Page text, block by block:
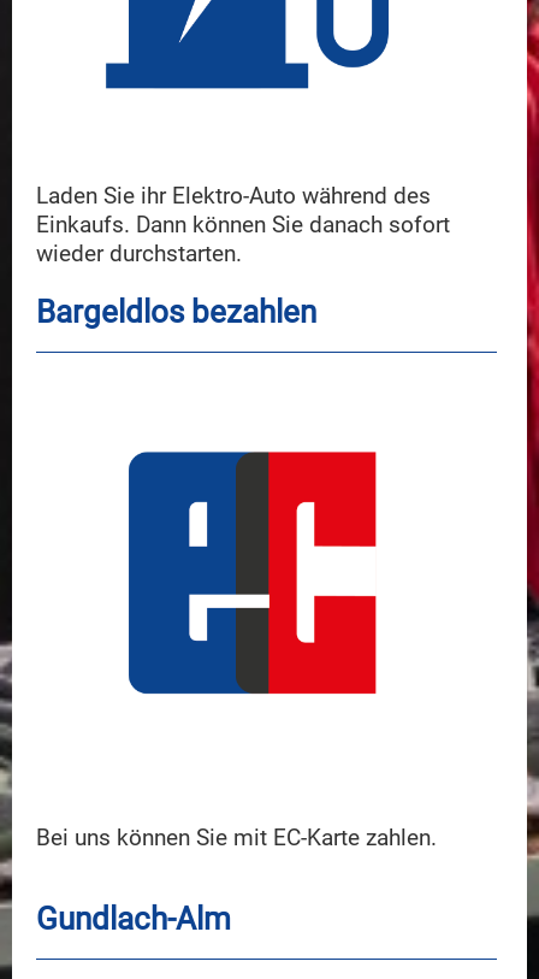
Laden Sie ihr Elektro-Auto während des
Einkaufs. Dann können Sie danach sofort
wieder durchstarten.
Bargeldlos bezahlen
Bei uns können Sie mit EC-Karte zahlen.
Gundlach-Alm